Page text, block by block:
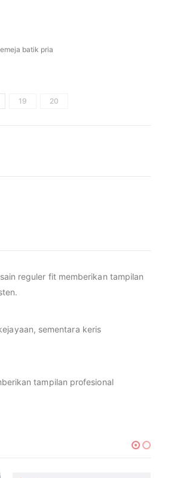
batik pria
19 20
reguler fit memberikan tampilan
sementara keris
tampilan profesional